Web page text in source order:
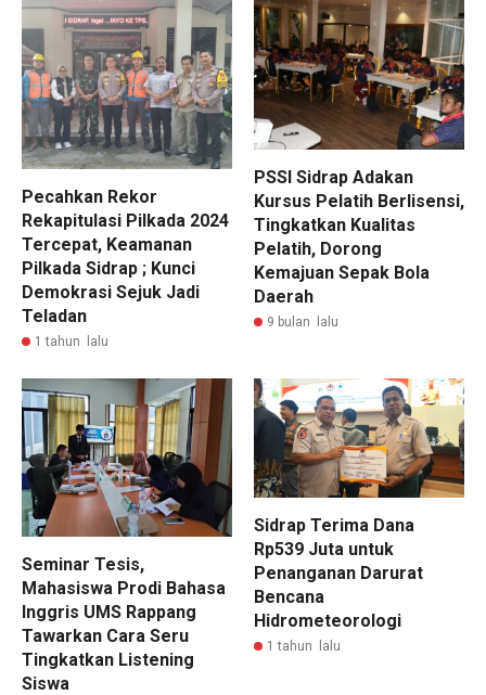
Pecahkan Rekor
Rekapitulasi Pilkada 2024
Tercepat, Keamanan
Pilkada Sidrap ; Kunci
Demokrasi Sejuk Jadi
Teladan
1 tahun lalu
PSSI Sidrap Adakan
Kursus Pelatih Berlisensi,
Tingkatkan Kualitas
Pelatih, Dorong
Kemajuan Sepak Bola
Daerah
9 bulan lalu
Seminar Tesis,
Mahasiswa Prodi Bahasa
Inggris UMS Rappang
Tawarkan Cara Seru
Tingkatkan Listening
Siswa
Sidrap Terima Dana
Rp539 Juta untuk
Penanganan Darurat
Bencana
Hidrometeorologi
1 tahun lalu